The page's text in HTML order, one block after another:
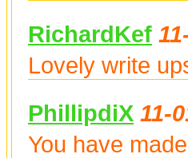
RichardKef
Lovely write
PhillipdiX 11-
You have